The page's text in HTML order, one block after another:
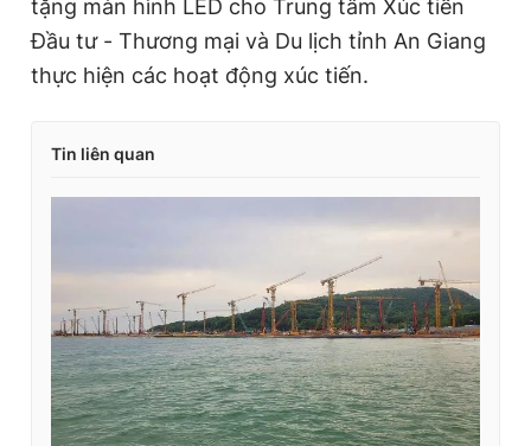
tặng màn hình LED cho Trung tâm Xúc tiến
Đầu tư - Thương mại và Du lịch tỉnh An Giang
thực hiện các hoạt động xúc tiến.
Tin liên quan